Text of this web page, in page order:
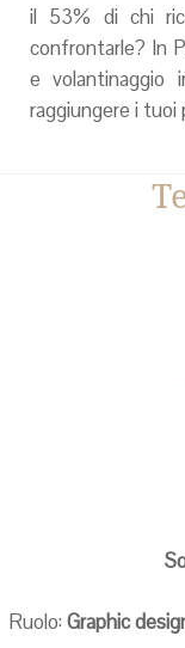
il 53% di chi
confrontarle? In
e
raggiungere i tuoi
Ruolo: Graphic